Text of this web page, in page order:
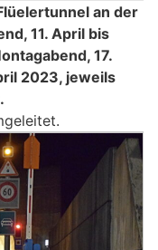
an der
11. April bis
17.
2023, jeweils